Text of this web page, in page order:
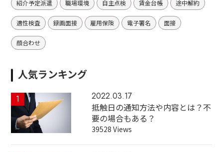
紹介予定派遣 職場環境 自主点検 賃金台帳 途中解約
適性検査 録画面接 雇用保険 電子署名 面接
顔合わせ
人気ランキング
1 2022.03.17
抵触日の通知方法や内容とは？不
要の場合もある？
39528 Views